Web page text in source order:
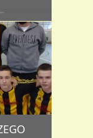
Szkół
Góry
z
Oliwia ..